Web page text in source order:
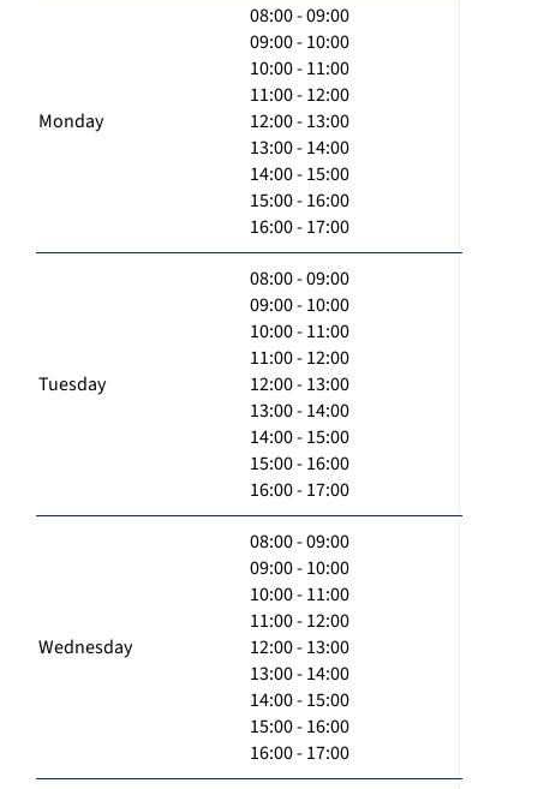
Monday
08:00 - 09:00
09:00 - 10:00
10:00 - 11:00
11:00 - 12:00
12:00 - 13:00
13:00 - 14:00
14:00 - 15:00
15:00 - 16:00
16:00 - 17:00
Tuesday
08:00 - 09:00
09:00 - 10:00
10:00 - 11:00
11:00 - 12:00
12:00 - 13:00
13:00 - 14:00
14:00 - 15:00
15:00 - 16:00
16:00 - 17:00
Wednesday
08:00 - 09:00
09:00 - 10:00
10:00 - 11:00
11:00 - 12:00
12:00 - 13:00
13:00 - 14:00
14:00 - 15:00
15:00 - 16:00
16:00 - 17:00